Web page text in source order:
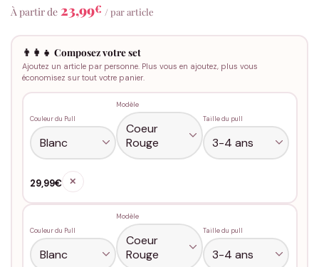
À partir de 23,99€ / par article
👨‍👩‍👧 Composez votre set
Ajoutez un article par personne. Plus vous en ajoutez, plus vous
économisez sur tout votre panier.
Couleur du Pull
Modèle
Taille du pull
29,99€ ✕
Couleur du Pull
Modèle
Taille du pull